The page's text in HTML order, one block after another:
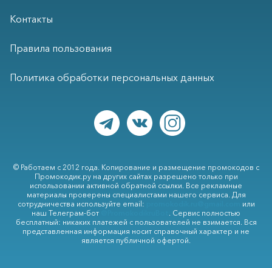
Контакты
Правила пользования
Политика обработки персональных данных
© Работаем с 2012 года. Копирование и размещение промокодов с
Промокодик.ру на других сайтах разрешено только при
использовании активной обратной ссылки. Все рекламные
материалы проверены специалистами нашего сервиса. Для
сотрудничества используйте email:
или
наш Телеграм-бот
. Сервис полностью
бесплатный: никаких платежей с пользователей не взимается. Вся
представленная информация носит справочный характер и не
является публичной офертой.